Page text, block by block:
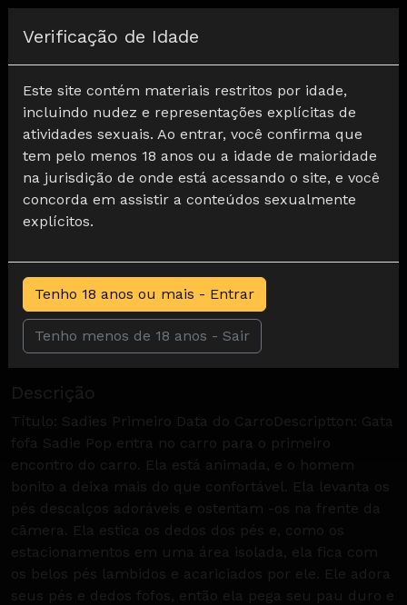
Verificação de Idade
Este site contém materiais restritos por idade,
incluindo nudez e representações explícitas de
atividades sexuais. Ao entrar, você confirma que
tem pelo menos 18 anos ou a idade de maioridade
na jurisdição de onde está acessando o site, e você
concorda em assistir a conteúdos sexualmente
explícitos.
Tenho 18 anos ou mais - Entrar
Tenho menos de 18 anos - Sair
Sadies Primeiro Data do Carro
Descrição
Título: Sadies Primeiro Data do CarroDescriptton: Gata
fofa Sadie Pop entra no carro para o primeiro
encontro do carro. Ela está animada, e o homem
bonito a deixa mais do que confortável. Ela levanta os
pés descalços adoráveis ​​e ostentam -os na frente da
câmera. Ela estica os dedos dos pés e, como os
estacionamentos em uma área isolada, ela fica com
os belos pés lambidos e acariciados por ele. Ele adora
seus pés e dedos fofos, então ela pega seu pau duro e